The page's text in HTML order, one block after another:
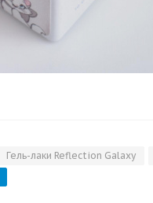
Гель-лаки Reflection Galaxy